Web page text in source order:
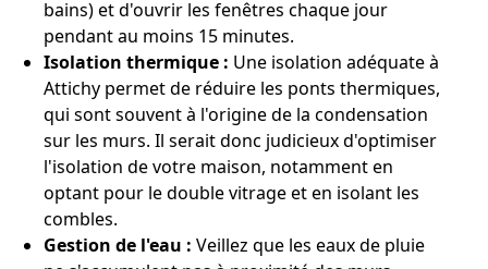
bains) et d'ouvrir les fenêtres chaque jour
pendant au moins 15 minutes.
Isolation thermique : Une isolation adéquate à
Attichy permet de réduire les ponts thermiques,
qui sont souvent à l'origine de la condensation
sur les murs. Il serait donc judicieux d'optimiser
l'isolation de votre maison, notamment en
optant pour le double vitrage et en isolant les
combles.
Gestion de l'eau : Veillez que les eaux de pluie